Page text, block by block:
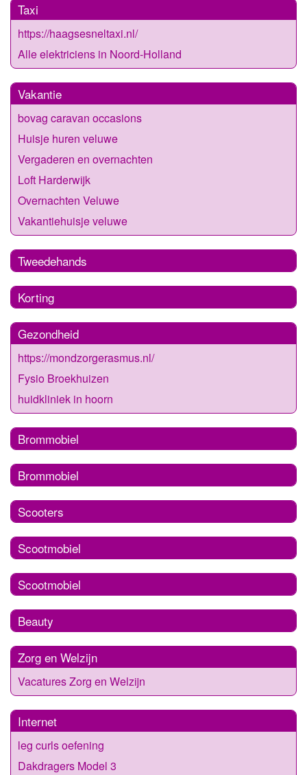
Taxi
https://haagsesneltaxi.nl/
Alle elektriciens in Noord-Holland
Vakantie
bovag caravan occasions
Huisje huren veluwe
Vergaderen en overnachten
Loft Harderwijk
Overnachten Veluwe
Vakantiehuisje veluwe
Tweedehands
Korting
Gezondheid
https://mondzorgerasmus.nl/
Fysio Broekhuizen
huidkliniek in hoorn
Brommobiel
Brommobiel
Scooters
Scootmobiel
Scootmobiel
Beauty
Zorg en Welzijn
Vacatures Zorg en Welzijn
Internet
leg curls oefening
Dakdragers Model 3